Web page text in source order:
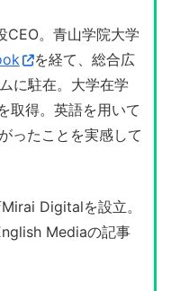
。青山学院大学
を経て、総合広
に駐在。大学在学
取得。英語を用いて
ったことを実感して
Digitalを設立。
Mediaの記事